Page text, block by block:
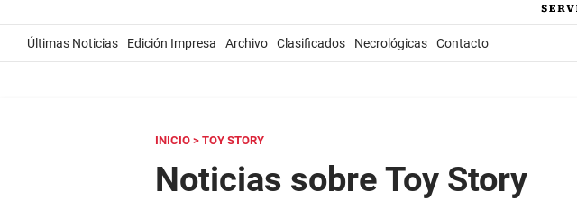
Últimas Noticias Edición Impresa Archivo Clasificados Necrológicas Contacto
INICIO > TOY STORY
Noticias sobre Toy Story